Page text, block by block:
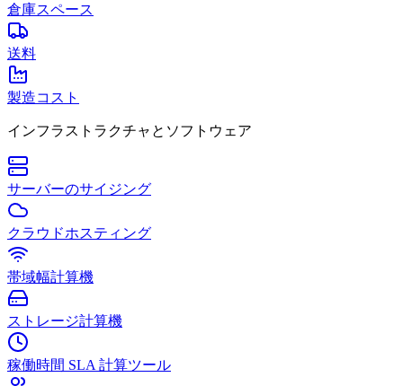
倉庫スペース
送料
製造コスト
インフラストラクチャとソフトウェア
サーバーのサイジング
クラウドホスティング
帯域幅計算機
ストレージ計算機
稼働時間 SLA 計算ツール